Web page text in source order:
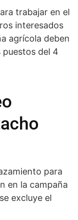
trabajar en el
interesados
agrícola deben
puestos del 4
para
en la campaña
excluye el